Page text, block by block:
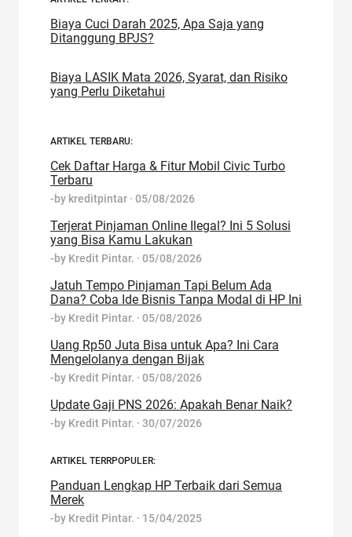
Biaya Cuci Darah 2025, Apa Saja yang
Ditanggung BPJS?
Biaya LASIK Mata 2026, Syarat, dan Risiko
yang Perlu Diketahui
ARTIKEL TERBARU:
Cek Daftar Harga & Fitur Mobil Civic Turbo
Terbaru
-by kreditpintar · 05/08/2026
Terjerat Pinjaman Online Ilegal? Ini 5 Solusi
yang Bisa Kamu Lakukan
-by Kredit Pintar. · 05/08/2026
Jatuh Tempo Pinjaman Tapi Belum Ada
Dana? Coba Ide Bisnis Tanpa Modal di HP Ini
-by Kredit Pintar. · 05/08/2026
Uang Rp50 Juta Bisa untuk Apa? Ini Cara
Mengelolanya dengan Bijak
-by Kredit Pintar. · 05/08/2026
Update Gaji PNS 2026: Apakah Benar Naik?
-by Kredit Pintar. · 30/07/2026
ARTIKEL TERRPOPULER:
Panduan Lengkap HP Terbaik dari Semua
Merek
-by Kredit Pintar. · 15/04/2025